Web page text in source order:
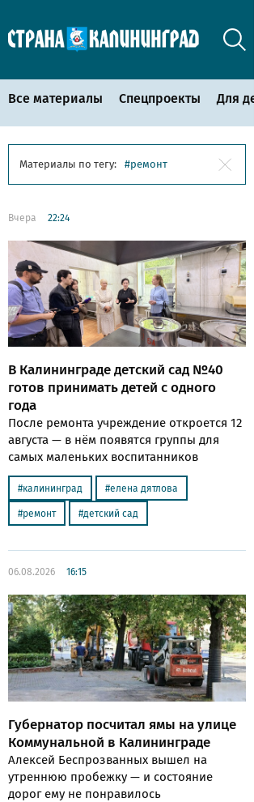
Все материалы Спецпроекты Для
Материалы по тегу: ремонт
Вчера 22:24
В Калининграде детский сад №40
готов принимать детей с одного
года
После ремонта учреждение откроется 12
августа — в нём появятся группы для
самых маленьких воспитанников
калининград елена дятлова
ремонт детский сад
06.08.2026 16:15
Губернатор посчитал ямы на улице
Коммунальной в Калининграде
Алексей Беспрозванных вышел на
утреннюю пробежку — и состояние
дорог ему не понравилось